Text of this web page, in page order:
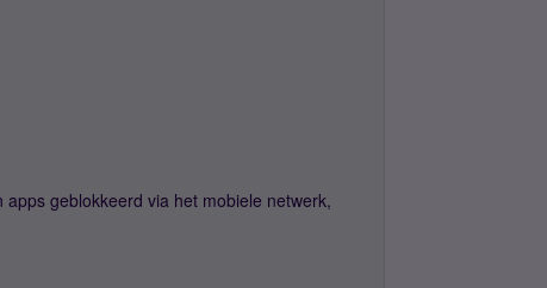
geblokkeerd via het mobiele netwerk,